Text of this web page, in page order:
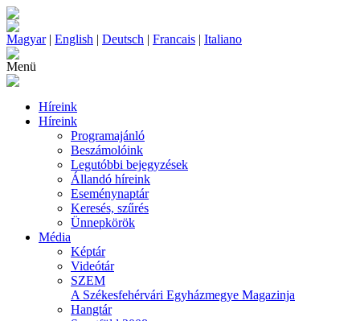
Magyar| English | Deutsch | Francais | Italiano
Menü
Híreink
Híreink
Programajánló
Beszámolóink
Legutóbbi bejegyzések
Állandó híreink
Eseménynaptár
Keresés, szűrés
Ünnepkörök
Média
Képtár
Videótár
SZEM
A Székesfehérvári Egyházmegye Magazinja
Hangtár